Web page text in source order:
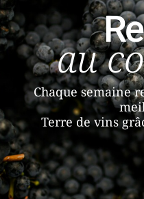
au
Chaque semaine
Terre de vins